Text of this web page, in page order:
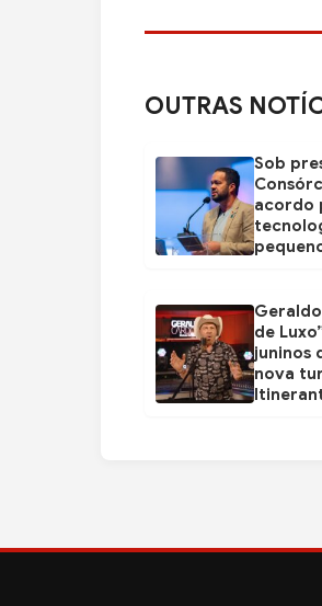
OUTRAS
Sob
acordo
de
juninos
nova